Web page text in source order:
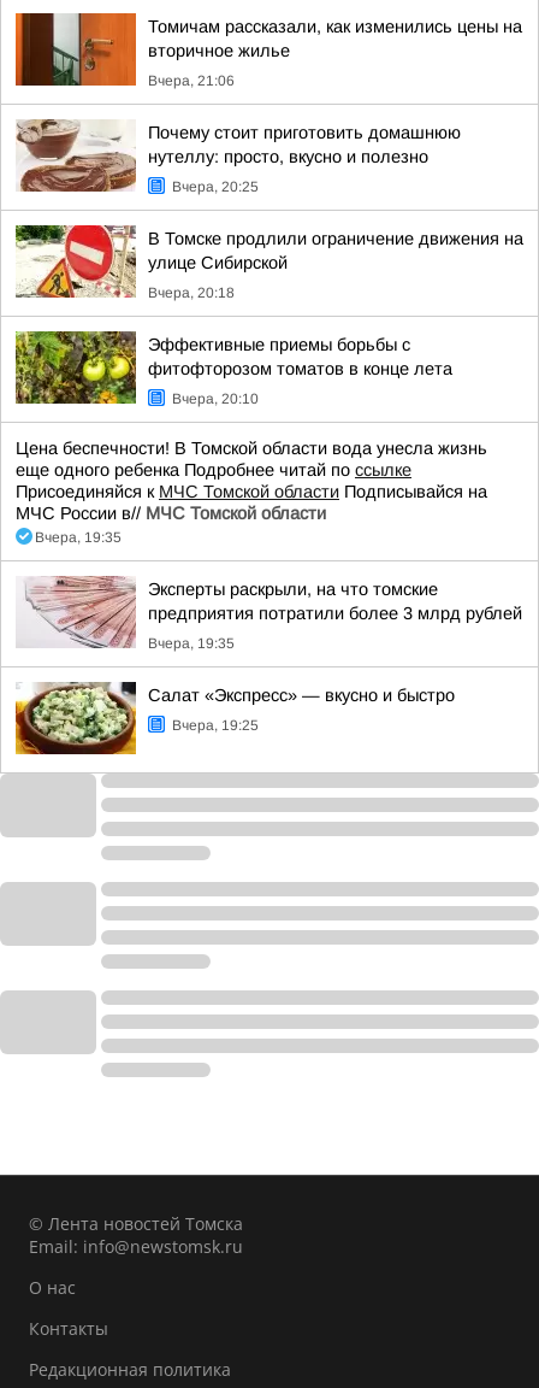
Томичам рассказали, как изменились цены на
вторичное жилье
Вчера, 21:06
Почему стоит приготовить домашнюю
нутеллу: просто, вкусно и полезно
Вчера, 20:25
В Томске продлили ограничение движения на
улице Сибирской
Вчера, 20:18
Эффективные приемы борьбы с
фитофторозом томатов в конце лета
Вчера, 20:10
Цена беспечности! В Томской области вода унесла жизнь
еще одного ребенка Подробнее читай по ссылке
Присоединяйся к МЧС Томской области Подписывайся на
МЧС России в// МЧС Томской области
Вчера, 19:35
Эксперты раскрыли, на что томские
предприятия потратили более 3 млрд рублей
Вчера, 19:35
Салат «Экспресс» — вкусно и быстро
Вчера, 19:25
© Лента новостей Томска
Email: info@newstomsk.ru
О нас
Контакты
Редакционная политика